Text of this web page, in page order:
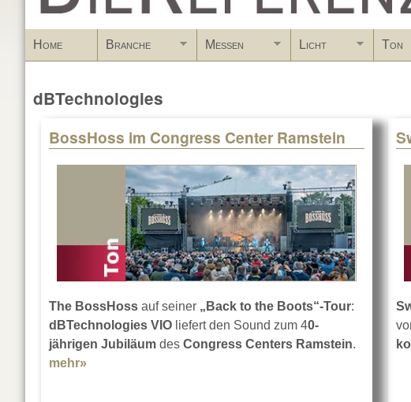
Home Branche Messen Licht Ton
dBTechnologies
BossHoss im Congress Center Ramstein
The BossHoss auf seiner „Back to the Boots“-Tour:
dBTechnologies VIO liefert den Sound zum 40-
jährigen Jubiläum des Congress Centers Ramstein.
mehr»
Pages